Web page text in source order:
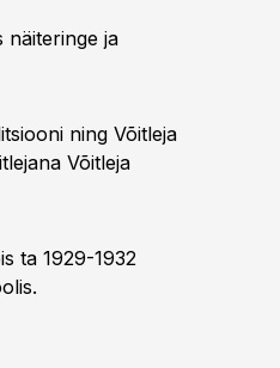
näiteringe ja
ning Võitleja
Võitleja
ta 1929-1932